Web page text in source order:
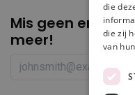
Mis geen enkele
meer!
die
die zij
van